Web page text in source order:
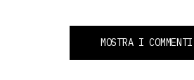
MOSTRA I COMMENTI